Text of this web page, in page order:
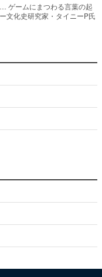
ゲームにまつわる言葉の起
文化史研究家・タイニーP氏